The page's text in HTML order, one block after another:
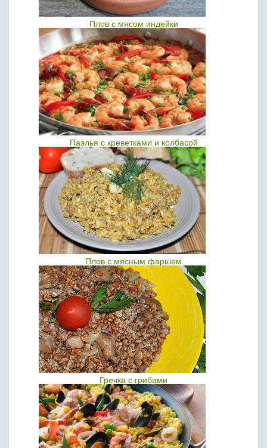
Плов с мясом индейки
Паэлья с креветками и колбасой
Плов с мясным фаршем
Гречка с грибами